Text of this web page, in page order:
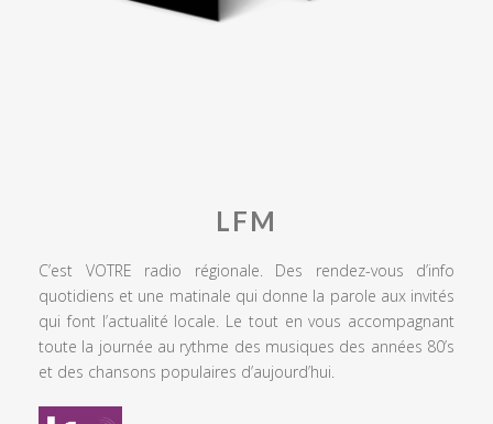
LFM
C’est VOTRE radio régionale. Des rendez-vous d’info
quotidiens et une matinale qui donne la parole aux invités
qui font l’actualité locale. Le tout en vous accompagnant
toute la journée au rythme des musiques des années 80’s
et des chansons populaires d’aujourd’hui.